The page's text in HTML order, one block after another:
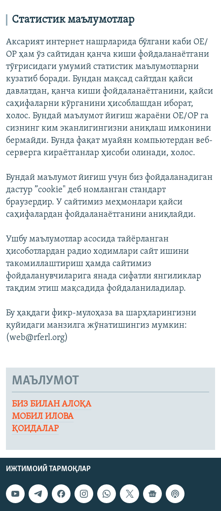
Статистик маълумотлар
Аксарият интернет нашрларида бўлгани каби ОЕ/
ОР ҳам ўз сайтидан қанча киши фойдаланаётгани
тўғрисидаги умумий статистик маълумотларни
кузатиб боради. Бундан мақсад сайтдан қайси
давлатдан, қанча киши фойдаланаётганини, қайси
саҳифаларни кўрганини ҳисоблашдан иборат,
холос. Бундай маълумот йиғиш жараёни ОЕ/ОР га
сизнинг ким эканлигингизни аниқлаш имконини
бермайди. Бунда фақат муайян компьютердан веб-
серверга кираётганлар ҳисоби олинади, холос.
Бундай маълумот йиғиш учун биз фойдаланадиган
дастур ”cookie" деб номланган стандарт
браузердир. У сайтимиз меҳмонлари қайси
саҳифалардан фойдаланаётганини аниқлайди.
Ушбу маълумотлар асосида тайёрланган
ҳисоботлардан радио ходимлари сайт ишини
такомиллаштириш ҳамда сайтимиз
фойдаланувчиларига янада сифатли янгиликлар
тақдим этиш мақсадида фойдаланиладилар.
Бу ҳақдаги фикр-мулоҳаза ва шарҳларингизни
қуйидаги манзилга жўнатишингиз мумкин:
(web@rferl.org)
МАЪЛУМОТ
БИЗ БИЛАН АЛОҚА
МОБИЛ ИЛОВА
ҚОИДАЛАР
ИЖТИМОИЙ ТАРМОҚЛАР